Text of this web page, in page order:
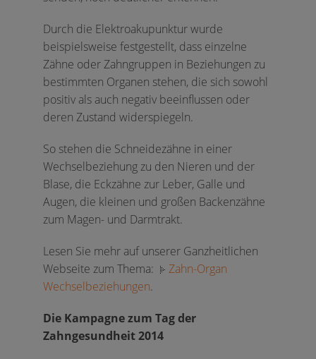
Durch die Elektroakupunktur wurde
beispielsweise festgestellt, dass einzelne
Zähne oder Zahngruppen in Beziehungen zu
bestimmten Organen stehen, die sich sowohl
positiv als auch negativ beeinflussen oder
deren Zustand widerspiegeln.
So stehen die Schneidezähne in einer
Wechselbeziehung zu den Nieren und der
Blase, die Eckzähne zur Leber, Galle und
Augen, die kleinen und großen Backenzähne
zum Magen- und Darmtrakt.
Lesen Sie mehr auf unserer Ganzheitlichen
Webseite zum Thema:
Zahn-Organ
Wechselbeziehungen.
Die Kampagne zum Tag der
Zahngesundheit 2014